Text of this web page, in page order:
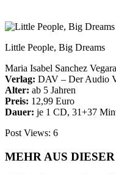
Little People, Big Dreams
Maria Isabel Sanchez
Verlag: DAV – Der Audio
Alter: ab 5 Jahren
Preis: 12,99 Euro
Dauer: je 1 CD, 31+37
Post Views: 6
MEHR AUS